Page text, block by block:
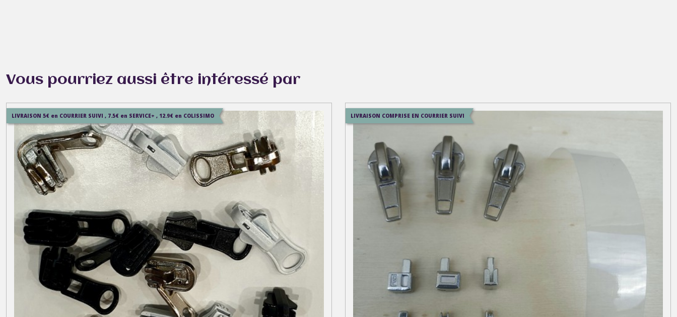
Vous pourriez aussi être intéressé par
LIVRAISON 5€ en COURRIER SUIVI , 7.5€ en SERVICE+ , 12.9€ en COLISSIMO LIVRAISON COMPRISE EN COURRIER SUIVI